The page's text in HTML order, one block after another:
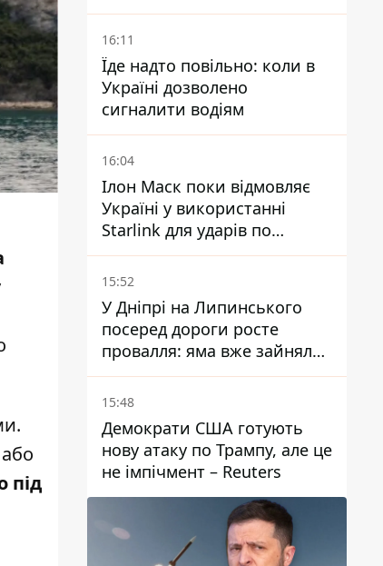
під
16:11
Їде надто повільно: коли в
Україні дозволено
сигналити водіям
16:04
Ілон Маск поки відмовляє
Україні у використанні
Starlink для ударів по
території Росії – ЗМІ
15:52
У Дніпрі на Липинського
посеред дороги росте
провалля: яма вже зайняла
смугу руху
15:48
Демократи США готують
нову атаку по Трампу, але це
не імпічмент – Reuters